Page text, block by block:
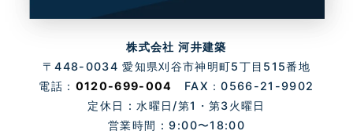
株式会社 河井建築
〒448-0034 愛知県刈谷市神明町5丁目515番地
電話： 0120-699-004
FAX：0566-21-9902
定休日 : 水曜日/第1・第3火曜日
営業時間 : 9:00〜18:00